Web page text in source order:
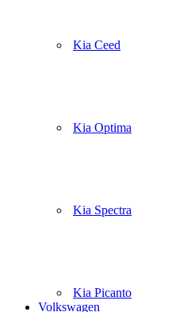
Kia Ceed
Kia Optima
Kia Spectra
Kia Picanto
Volkswagen